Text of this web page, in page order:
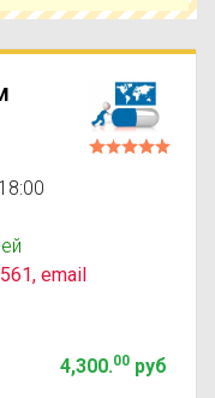
наличию.
email
4,300.00руб